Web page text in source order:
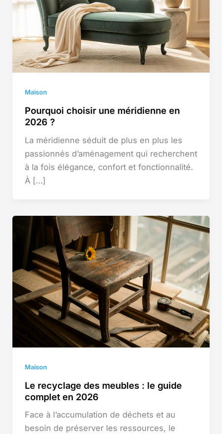
Maison
Pourquoi choisir une méridienne en
2026 ?
La méridienne séduit de plus en plus les
passionnés d’aménagement qui recherchent
à la fois élégance, confort et fonctionnalité.
À […]
Maison
Le recyclage des meubles : le guide
complet en 2026
Face à l’accumulation de déchets et au
besoin de préserver les ressources, le